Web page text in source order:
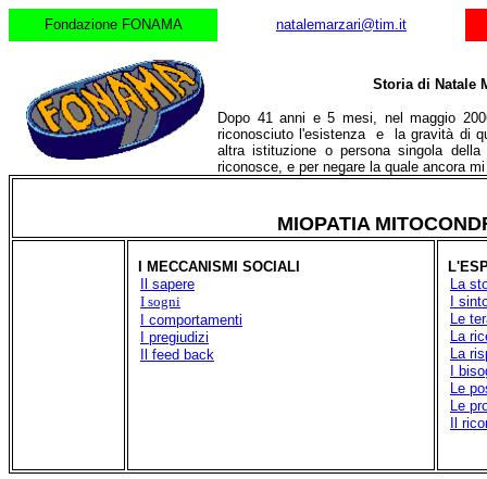
Fondazione FONAMA natalemarzari@tim.it
Storia di Natale
Dopo 41 anni e 5 mesi, nel maggio
riconosciuto l'esistenza e la gravità di
altra istituzione o persona singola
riconosce, e per negare la quale ancora
MIOPATIA
I MECCANISMI SOCIALI
Il sapere
I sogni
I comportamenti
I pregiudizi
Il feed back
La
I
Le
La
La
I
Le
Le
Il